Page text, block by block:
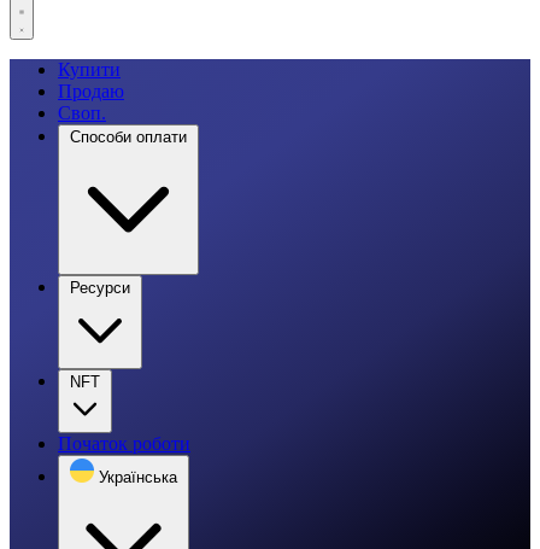
Купити
Продаю
Своп.
Способи оплати
Ресурси
NFT
Початок роботи
Українська